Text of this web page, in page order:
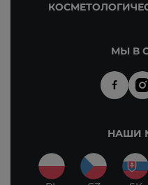
МЫ В
НАШИ